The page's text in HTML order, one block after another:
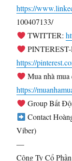
https://
100407133/
TWITTER:
https://
Mua nhà mua
https://
Group Bất
Contact
Viber)
—
Công Ty Cổ